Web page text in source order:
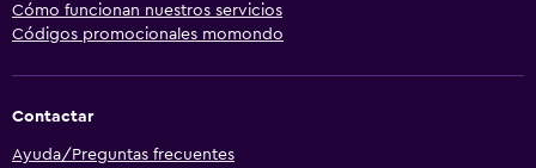
Cómo funcionan nuestros servicios
Códigos promocionales momondo
Contactar
Ayuda/Preguntas frecuentes